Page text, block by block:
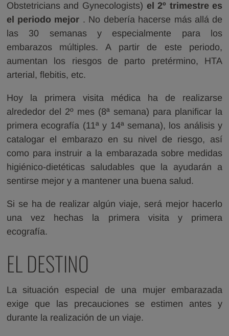
Obstetricians and Gynecologists) el 2º trimestre es
el periodo mejor . No debería hacerse más allá de
las 30 semanas y especialmente para los
embarazos múltiples. A partir de este periodo,
aumentan los riesgos de parto pretérmino, HTA
arterial, flebitis, etc.
Hoy la primera visita médica ha de realizarse
alrededor del 2º mes (8ª semana) para planificar la
primera ecografía (11ª y 14ª semana), los análisis y
catalogar el embarazo en su nivel de riesgo, así
como para instruir a la embarazada sobre medidas
higiénico-dietéticas saludables que la ayudarán a
sentirse mejor y a mantener una buena salud.
Si se ha de realizar algún viaje, será mejor hacerlo
una vez hechas la primera visita y primera
ecografía.
EL DESTINO
La situación especial de una mujer embarazada
exige que las precauciones se estimen antes y
durante la realización de un viaje.